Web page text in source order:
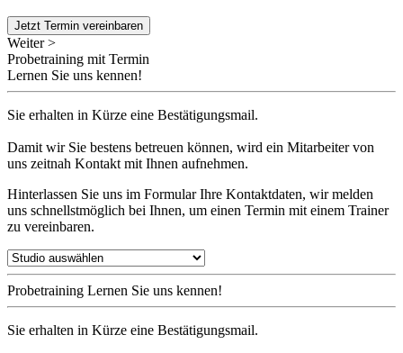
Jetzt Termin vereinbaren
Weiter >
Probetraining mit Termin
Lernen Sie uns kennen!
Sie erhalten in Kürze eine Bestätigungsmail.
Damit wir Sie bestens betreuen können, wird ein Mitarbeiter von
uns zeitnah Kontakt mit Ihnen aufnehmen.
Hinterlassen Sie uns im Formular Ihre Kontaktdaten, wir melden
uns schnellstmöglich bei Ihnen, um einen Termin mit einem Trainer
zu vereinbaren.
Probetraining Lernen Sie uns kennen!
Sie erhalten in Kürze eine Bestätigungsmail.